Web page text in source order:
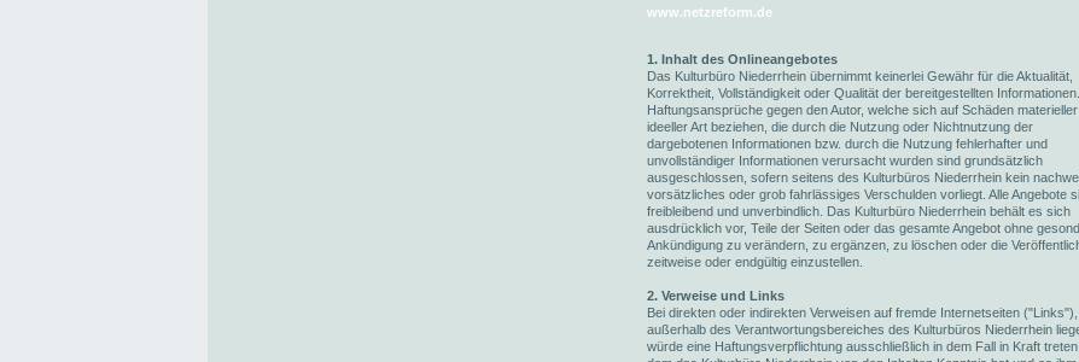
www.netzreform.de
1. Inhalt des Onlineangebotes
Das Kulturbüro Niederrhein übernimmt keinerlei Gewähr für die Aktualität,
Korrektheit, Vollständigkeit oder Qualität der bereitgestellten Informationen.
Haftungsansprüche gegen den Autor, welche sich auf Schäden
ideeller Art beziehen, die durch die Nutzung oder Nichtnutzung der
dargebotenen Informationen bzw. durch die Nutzung fehlerhafter und
unvollständiger Informationen verursacht wurden sind grundsätzlich
ausgeschlossen, sofern seitens des Kulturbüros Niederrhein kein
vorsätzliches oder grob fahrlässiges Verschulden vorliegt. Alle Angebote
freibleibend und unverbindlich. Das Kulturbüro Niederrhein behält es sich
ausdrücklich vor, Teile der Seiten oder das gesamte Angebot ohne
Ankündigung zu verändern, zu ergänzen, zu löschen oder die
zeitweise oder endgültig einzustellen.
2. Verweise und Links
Bei direkten oder indirekten Verweisen auf fremde Internetseiten
außerhalb des Verantwortungsbereiches des Kulturbüros Niederrhein
würde eine Haftungsverpflichtung ausschließlich in dem Fall in Kraft